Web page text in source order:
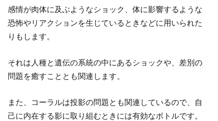
感情が肉体に及ぶようなショック、体に影響するような
恐怖やリアクションを生じているときなどに用いられた
りもします。
それは人種と遺伝の系統の中にあるショックや、差別の
問題を癒すこととも関連します。
また、コーラルは投影の問題とも関連しているので、自
己に内在する影に取り組むときには有効なボトルです。